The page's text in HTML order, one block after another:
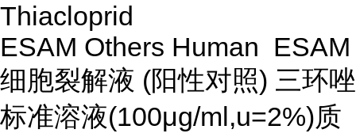
Thiacloprid
ESAM Others Human ESAM
细胞裂解液 (阳性对照) 三环唑
标准溶液(100μg/ml,u=2%)质